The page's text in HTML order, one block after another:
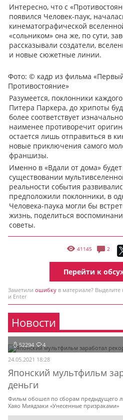
Интересно, что с
появился Человек-паук,
кинематографической
«сольником» она же, по сути,
рассказывали создатели,
и новые сюжетные линии.
Фото: © кадр из фильма
Противостояние»
Разумеется, поклонники
Питера Паркера, до хрипоты
более соответствует
наименее противоречит
остается лишь отправиться в
новые приключения самого
франшизы.
Именно в «Вдали от дома»
существовании
реальности события
предположили поклонники, в
Человека-паука могли бы
жизнь, поделиться
советы.
41145 2
Перейти к
Заметили ошибку в материале?
и Enter
Новости
52294 4
24.05.2021 18:28
Японский мультфильм
деньги
Фильм обошел по сборам предыдущего
Хаяо Миядзаки «Унесенные призраками»